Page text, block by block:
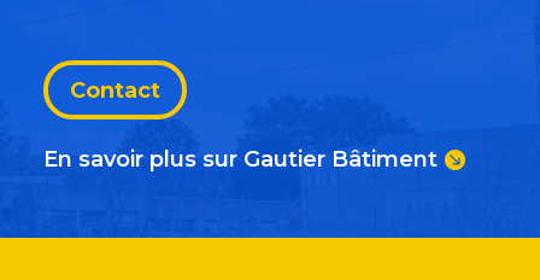
Contact
En savoir plus sur Gautier Bâtiment